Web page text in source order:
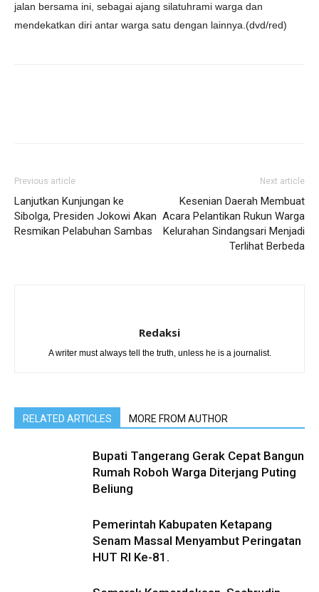
jalan bersama ini, sebagai ajang silatuhrami warga dan
mendekatkan diri antar warga satu dengan lainnya.(dvd/red)
Previous article
Lanjutkan Kunjungan ke
Sibolga, Presiden Jokowi Akan
Resmikan Pelabuhan Sambas
Next article
Kesenian Daerah Membuat
Acara Pelantikan Rukun Warga
Kelurahan Sindangsari Menjadi
Terlihat Berbeda
Redaksi
A writer must always tell the truth, unless he is a journalist.
RELATED ARTICLES MORE FROM AUTHOR
Bupati Tangerang Gerak Cepat Bangun
Rumah Roboh Warga Diterjang Puting
Beliung
Pemerintah Kabupaten Ketapang
Senam Massal Menyambut Peringatan
HUT RI Ke-81.